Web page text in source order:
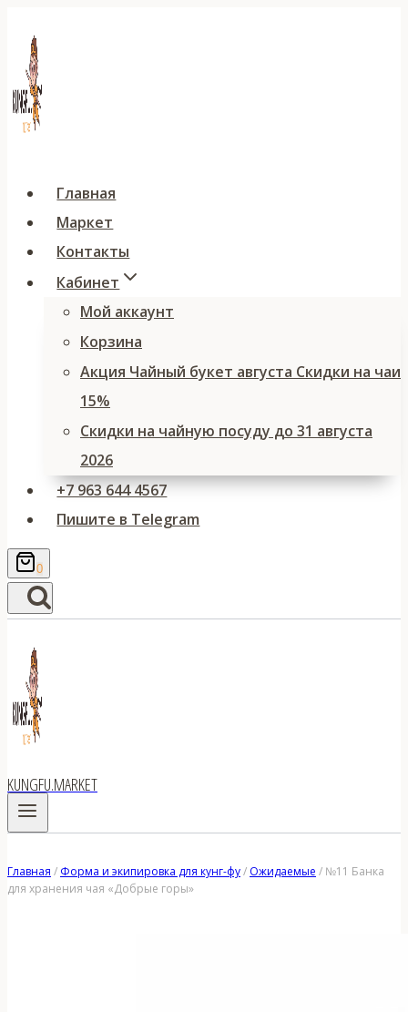
содержимому
Главная
Маркет
Контакты
Кабинет
Мой аккаунт
Корзина
Акция Чайный букет августа Скидки на чаи
15%
Скидки на чайную посуду до 31 августа
2026
+7 963 644 4567
Пишите в Telegram
0
KUNGFU.MARKET
Главная / Форма и экипировка для кунг-фу/ Ожидаемые / №11 Банка
для хранения чая «Добрые горы»